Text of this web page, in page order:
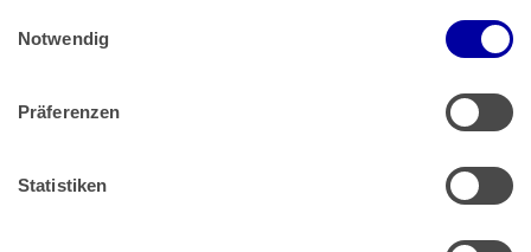
Impressum
Notwendig
Präferenzen
Statistiken
Muster Widerrufsformular (PDF)